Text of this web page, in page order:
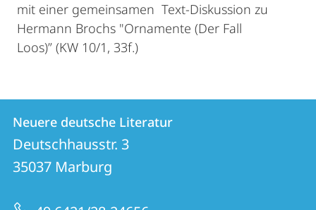
mit einer gemeinsamen Text-Diskussion zu
Hermann Brochs "Ornamente (Der Fall
Loos)” (KW 10/1, 33f.)
Kontakt
und
Informationen
zur
Kontaktinformationen
Neuere
deutsche
Literatur
Neuere deutsche Literatur
Deutschhausstr. 3
35037 Marburg